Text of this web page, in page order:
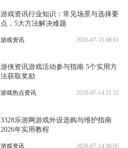
游戏资讯行业知识：常见场景与选择要
点，5大方法解决难题
游戏资讯 2026-07-15 08:01
游侠资讯游戏活动参与指南 5个实用方
法获取奖励
游戏热点资讯 2026-07-14 21:51
3328乐游网游戏外设选购与维护指南
2026年实用教程
游戏资讯 2026-07-14 08:05